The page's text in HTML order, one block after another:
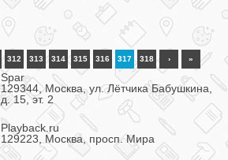
312 313 314 315 316 317 318 › »
Spar
129344, Москва, ул. Лётчика Бабушкина,
д. 15, эт. 2
Playback.ru
129223, Москва, просп. Мира